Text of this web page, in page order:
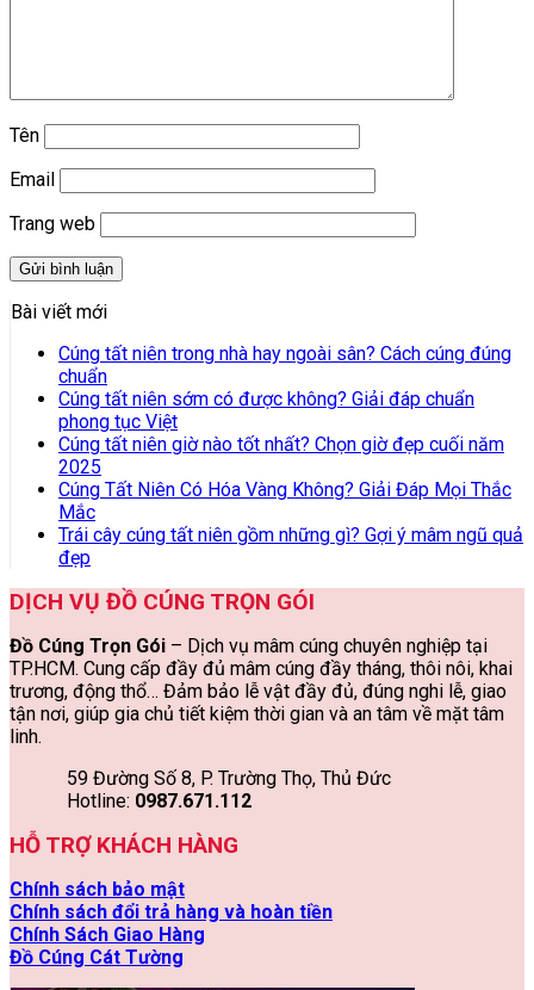
Tên
Email
Trang web
Bài viết mới
Cúng tất niên trong nhà hay ngoài sân? Cách cúng đúng
chuẩn
Cúng tất niên sớm có được không? Giải đáp chuẩn
phong tục Việt
Cúng tất niên giờ nào tốt nhất? Chọn giờ đẹp cuối năm
2025
Cúng Tất Niên Có Hóa Vàng Không? Giải Đáp Mọi Thắc
Mắc
Trái cây cúng tất niên gồm những gì? Gợi ý mâm ngũ quả
đẹp
DỊCH VỤ ĐỒ CÚNG TRỌN GÓI
Đồ Cúng Trọn Gói – Dịch vụ mâm cúng chuyên nghiệp tại
TP.HCM. Cung cấp đầy đủ mâm cúng đầy tháng, thôi nôi, khai
trương, động thổ… Đảm bảo lễ vật đầy đủ, đúng nghi lễ, giao
tận nơi, giúp gia chủ tiết kiệm thời gian và an tâm về mặt tâm
linh.
59 Đường Số 8, P. Trường Thọ, Thủ Đức
Hotline: 0987.671.112
HỖ TRỢ KHÁCH HÀNG
Chính sách bảo mật
Chính sách đổi trả hàng và hoàn tiền
Chính Sách Giao Hàng
Đồ Cúng Cát Tường